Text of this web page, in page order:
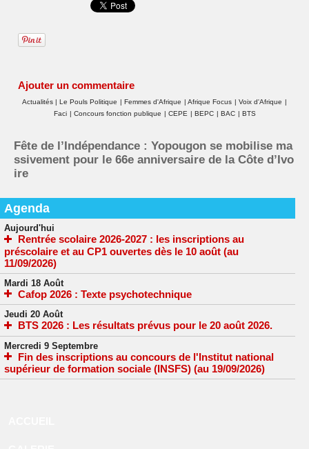
Ajouter un commentaire
Actualités | Le Pouls Politique | Femmes d'Afrique | Afrique Focus | Voix d'Afrique |
Faci | Concours fonction publique | CEPE | BEPC | BAC | BTS
Fête de l’Indépendance : Yopougon se mobilise ma
ssivement pour le 66e anniversaire de la Côte d’Ivo
ire
Agenda
Aujourd'hui
Rentrée scolaire 2026-2027 : les inscriptions au
préscolaire et au CP1 ouvertes dès le 10 août (au
11/09/2026)
Mardi 18 Août
Cafop 2026 : Texte psychotechnique
Jeudi 20 Août
BTS 2026 : Les résultats prévus pour le 20 août 2026.
Mercredi 9 Septembre
Fin des inscriptions au concours de l'Institut national
supérieur de formation sociale (INSFS) (au 19/09/2026)